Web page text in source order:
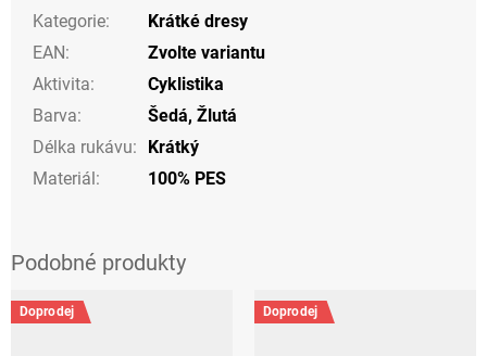
Kategorie:
Krátké dresy
EAN:
Zvolte variantu
Aktivita:
Cyklistika
Barva: Šedá, Žlutá
Délka rukávu:
Krátký
Materiál: 100% PES
Doprodej Doprodej